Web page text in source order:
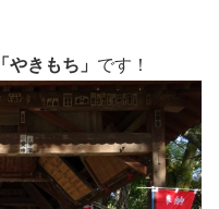
「やきもち」 です！